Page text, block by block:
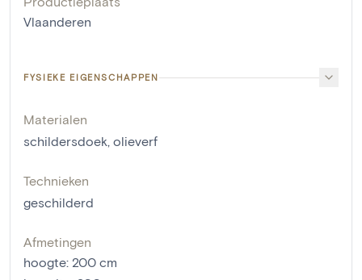
Vlaanderen
FYSIEKE EIGENSCHAPPEN
Materialen
schildersdoek, olieverf
Technieken
geschilderd
Afmetingen
hoogte: 200 cm